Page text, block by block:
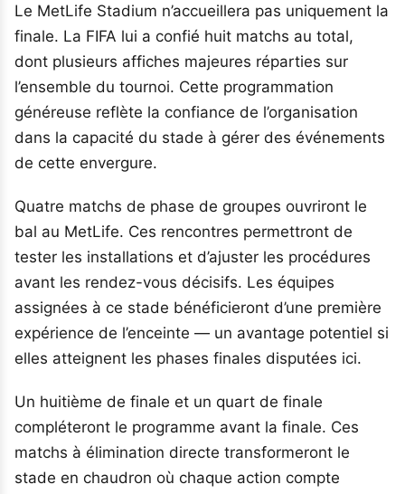
Le MetLife Stadium n’accueillera pas uniquement la
finale. La FIFA lui a confié huit matchs au total,
dont plusieurs affiches majeures réparties sur
l’ensemble du tournoi. Cette programmation
généreuse reflète la confiance de l’organisation
dans la capacité du stade à gérer des événements
de cette envergure.
Quatre matchs de phase de groupes ouvriront le
bal au MetLife. Ces rencontres permettront de
tester les installations et d’ajuster les procédures
avant les rendez-vous décisifs. Les équipes
assignées à ce stade bénéficieront d’une première
expérience de l’enceinte — un avantage potentiel si
elles atteignent les phases finales disputées ici.
Un huitième de finale et un quart de finale
compléteront le programme avant la finale. Ces
matchs à élimination directe transformeront le
stade en chaudron où chaque action compte